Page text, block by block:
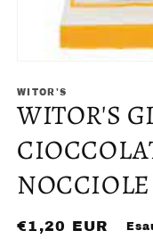
multimediali
1
in
modale
WITOR'S
WITOR'S
Prezzo
€1,20 EUR